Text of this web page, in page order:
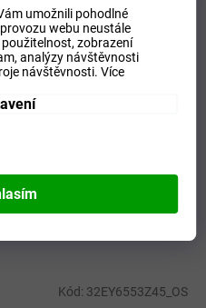
umožnili pohodlné
webu neustále
použitelnost,zobrazení
analýzy návštěvnosti
návštěvnosti.Více
Kód: 32EY6553Z45_OS